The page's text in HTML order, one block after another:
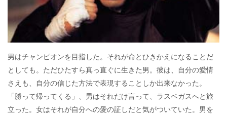
男はチャンピオンを目指した。それが命とひきかえになることだ
としても。ただひたすら真っ直ぐに生きた男。彼は、自分の愛情
さえも、自分の信じた方法で表現することしか出来なかった。
「勝って帰ってくる」、男はそれだけ言って、ラスベガスへと旅
立った。女はそれが自分への愛の証しだと気がついていた。男を